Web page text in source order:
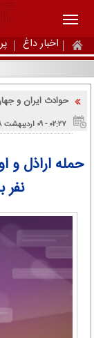
اخبار داغ
حوادث ایران و
۰۲:۲۷ - ۰۹ اردیبهشت ۱۳۹۸
حمله اراذل و